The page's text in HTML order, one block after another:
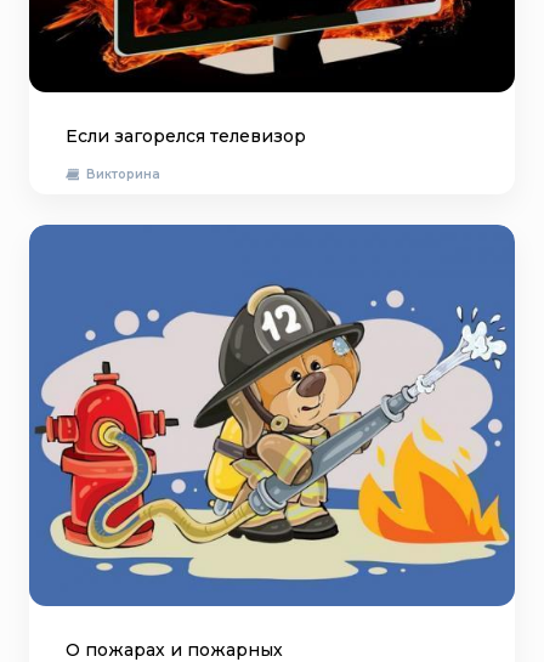
Если загорелся телевизор
Викторина
О пожарах и пожарных